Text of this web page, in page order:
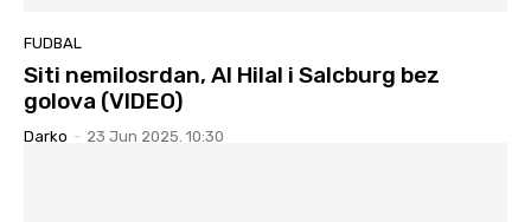
FUDBAL
Siti nemilosrdan, Al Hilal i Salcburg bez
golova (VIDEO)
Darko - 23 Jun 2025. 10:30